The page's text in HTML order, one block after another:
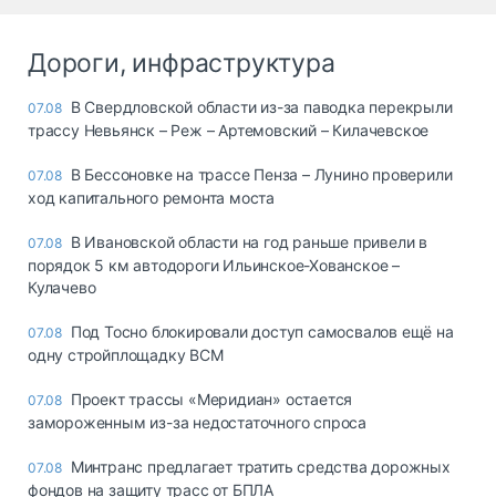
Дороги, инфраструктура
07.08 В Свердловской области из-за паводка перекрыли
трассу Невьянск – Реж – Артемовский – Килачевское
07.08 В Бессоновке на трассе Пенза – Лунино проверили
ход капитального ремонта моста
07.08 В Ивановской области на год раньше привели в
порядок 5 км автодороги Ильинское-Хованское –
Кулачево
07.08 Под Тосно блокировали доступ самосвалов ещё на
одну стройплощадку ВСМ
07.08 Проект трассы «Меридиан» остается
замороженным из-за недостаточного спроса
07.08 Минтранс предлагает тратить средства дорожных
фондов на защиту трасс от БПЛА